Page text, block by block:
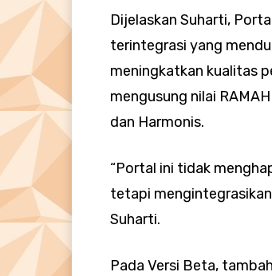
Dijelaskan Suharti,
terintegrasi yang
meningkatkan kualitas
mengusung nilai
dan Harmonis.
“Portal ini tidak
tetapi
Suharti.
Pada Versi Beta,